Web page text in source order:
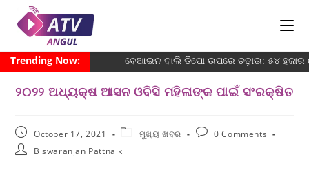
Trending Now: ବେଆଇନ ବାଲି ଡିପୋ ଉପରେ ଚଢ଼ାଉ: ୫୪ ହଜାର
୨୦୨୨ ଅଧ୍ୟକ୍ଷ ଆସନ ଓବିସି ମହିଳାଙ୍କ ପାଇଁ ସଂରକ୍ଷିତ
October 17, 2021 ମୁଖ୍ୟ ଖବର
0 Comments
Biswaranjan Pattnaik